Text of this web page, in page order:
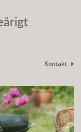
Kontakt